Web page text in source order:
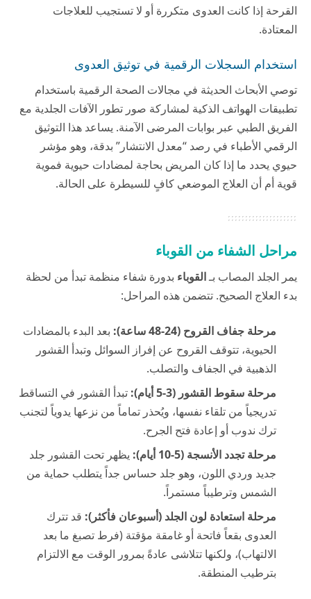
القرحة إذا كانت العدوى متكررة أو لا تستجيب للعلاجات
المعتادة.
استخدام السجلات الرقمية في توثيق العدوى
توصي الأبحاث الحديثة في مجالات الصحة الرقمية باستخدام
تطبيقات الهواتف الذكية لمشاركة صور تطور الآفات الجلدية مع
الفريق الطبي عبر بوابات المرضى الآمنة. يساعد هذا التوثيق
الرقمي الأطباء في رصد “معدل الانتشار” بدقة، وهو مؤشر
حيوي يحدد ما إذا كان المريض بحاجة لمضادات حيوية فموية
قوية أم أن العلاج الموضعي كافٍ للسيطرة على الحالة.
مراحل الشفاء من القوباء
يمر الجلد المصاب بـالقوباء بدورة شفاء منظمة تبدأ من لحظة
بدء العلاج الصحيح. تتضمن هذه المراحل:
مرحلة جفاف القروح (24-48 ساعة):
بعد البدء بالمضادات
الحيوية، تتوقف القروح عن إفراز السوائل وتبدأ القشور
الذهبية في الجفاف والتصلب.
مرحلة سقوط القشور (3-5 أيام):
تبدأ القشور في التساقط
تدريجياً من تلقاء نفسها، ويُحذر تماماً من نزعها يدوياً لتجنب
ترك ندوب أو إعادة فتح الجرح.
مرحلة تجدد الأنسجة (5-10 أيام):
يظهر تحت القشور جلد
جديد وردي اللون، وهو جلد حساس جداً يتطلب حماية من
الشمس وترطيباً مستمراً.
مرحلة استعادة لون الجلد (أسبوعان فأكثر): قد تترك
العدوى بقعاً فاتحة أو غامقة مؤقتة (فرط تصبغ ما بعد
الالتهاب)، ولكنها تتلاشى عادةً بمرور الوقت مع الالتزام
بترطيب المنطقة.